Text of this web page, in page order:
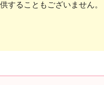
することもございません。